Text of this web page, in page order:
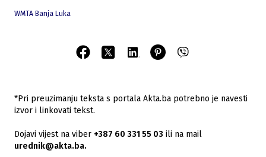
WMTA Banja Luka
*Pri preuzimanju teksta s portala Akta.ba potrebno je navesti
izvor i linkovati tekst.
Dojavi vijest na viber +387 60 331 55 03 ili na mail
urednik@akta.ba.